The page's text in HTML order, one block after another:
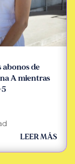
de
A mientras
5
LEER MÁS